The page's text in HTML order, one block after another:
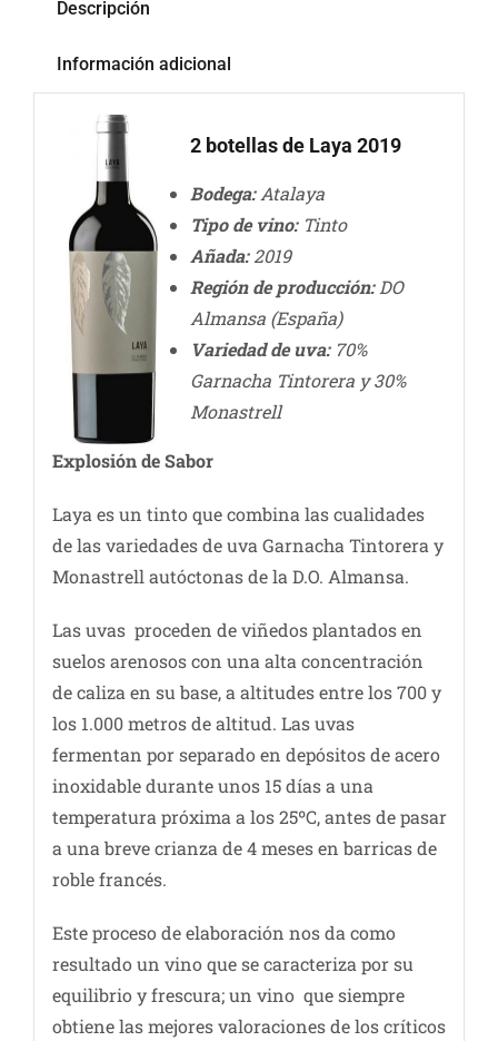
Descripción
Información adicional
2 botellas de Laya 2019
Bodega:Atalaya
Tipo de vino:Tinto
Añada:2019
Región de producción:DO
Almansa (España)
Variedad de uva:70%
Garnacha Tintorera y 30%
Monastrell
Explosión de Sabor
Laya es un tinto que combina las cualidades
de las variedades de uva Garnacha Tintorera y
Monastrell autóctonas de la D.O. Almansa.
Las uvas proceden de viñedos plantados en
suelos arenosos con una alta concentración
de caliza en su base, a altitudes entre los 700 y
los 1.000 metros de altitud. Las uvas
fermentan por separado en depósitos de acero
inoxidable durante unos 15 días a una
temperatura próxima a los 25ºC, antes de pasar
a una breve crianza de 4 meses en barricas de
roble francés.
Este proceso de elaboración nos da como
resultado un vino que se caracteriza por su
equilibrio y frescura; un vino que siempre
obtiene las mejores valoraciones de los críticos